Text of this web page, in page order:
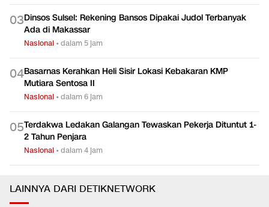
03Dinsos Sulsel: Rekening Bansos Dipakai Judol Terbanyak
Ada di Makassar
Nasional •dalam 5 jam
04Basarnas Kerahkan Heli Sisir Lokasi Kebakaran KMP
Mutiara Sentosa II
Nasional •dalam 6 jam
05Terdakwa Ledakan Galangan Tewaskan Pekerja Dituntut 1-
2 Tahun Penjara
Nasional •dalam 4 jam
LAINNYA DARI DETIKNETWORK